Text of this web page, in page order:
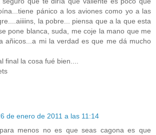
pánico a los aviones como yo a las
la pobre... piensa que a la que esta
pone blanca, suda, me coje la mano que me
añicos...a mi la verdad es que me dá mucho
final la cosa fué bien....
de enero de 2011 a las 11:14
menos no es que seas cagona es que